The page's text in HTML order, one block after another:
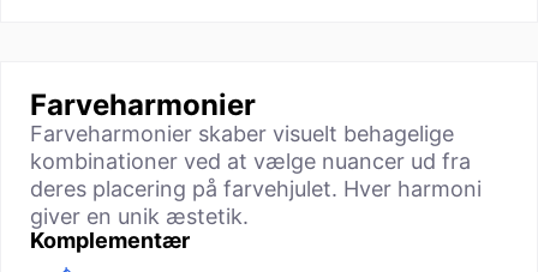
Farveharmonier
Farveharmonier skaber visuelt behagelige
kombinationer ved at vælge nuancer ud fra
deres placering på farvehjulet. Hver harmoni
giver en unik æstetik.
Komplementær